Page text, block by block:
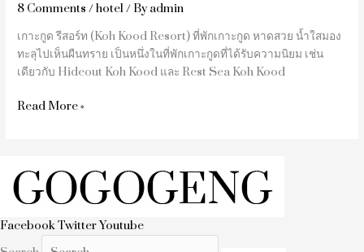
8 Comments /hotel/ Byadmin
เกาะกูด รีสอร์ท (Koh Kood Resort) ที่พักเกาะกูด หาดสวย น้ำใสมอง
ทะลุไปเห็นผืนทราย เป็นหนึ่งในที่พักเกาะกูดที่ได้รับความนิยม เช่น
เดียวกับ Hideout Koh Kood และ Rest Sea Koh Kood
Read More »
FacebookTwitterYoutube